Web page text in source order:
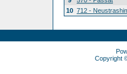
10 712 -
Copyright